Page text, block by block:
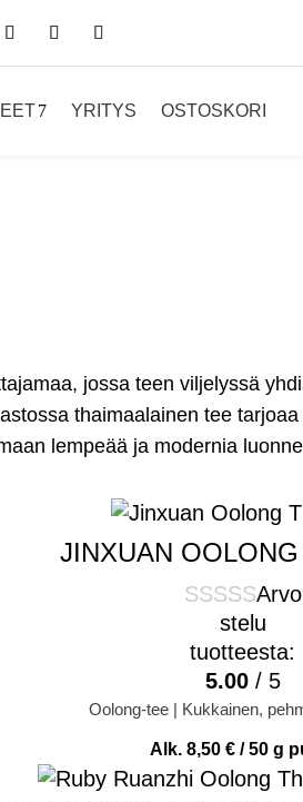
YRITYS OSTOSKORI
jossa teen viljelyssä
thaimaalainen tee
lempeää ja modernia
JINXUAN
Arvo
stelu
tuotteesta:
5.00/ 5
Oolong-tee | Kukkainen,
Alk. 8,50 € / 50 g